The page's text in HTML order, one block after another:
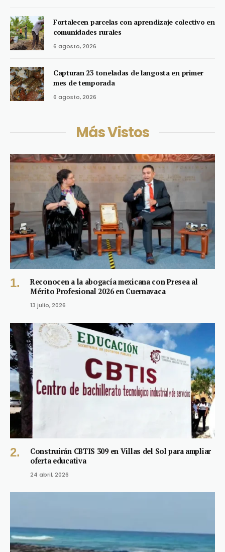
Fortalecen parcelas con aprendizaje colectivo en
comunidades rurales
6 agosto, 2026
Capturan 23 toneladas de langosta en primer
mes de temporada
6 agosto, 2026
Más Vistos
Reconocen a la abogacía mexicana con Presea al
Mérito Profesional 2026 en Cuernavaca
13 julio, 2026
Construirán CBTIS 309 en Villas del Sol para ampliar
oferta educativa
24 abril, 2026